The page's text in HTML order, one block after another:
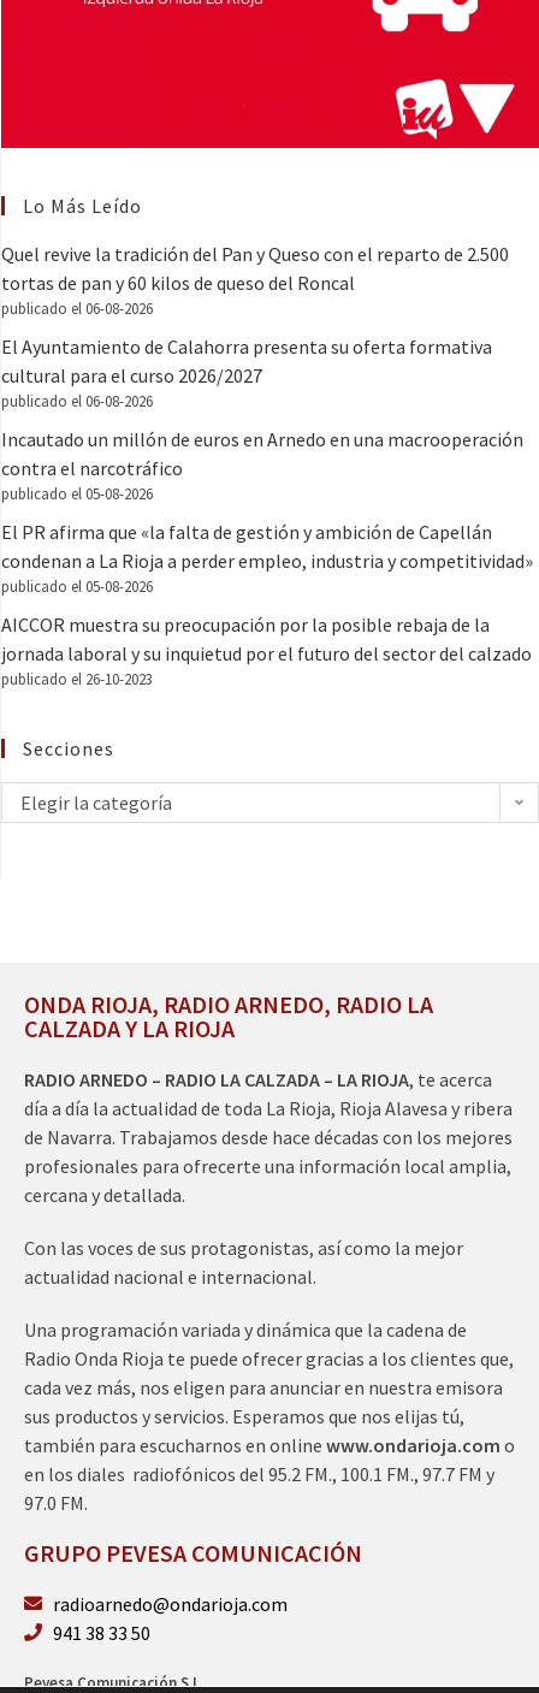
Lo Más Leído
Quel revive la tradición del Pan y Queso con el reparto de 2.500
tortas de pan y 60 kilos de queso del Roncal
publicado el 06-08-2026
El Ayuntamiento de Calahorra presenta su oferta formativa
cultural para el curso 2026/2027
publicado el 06-08-2026
Incautado un millón de euros en Arnedo en una macrooperación
contra el narcotráfico
publicado el 05-08-2026
El PR afirma que «la falta de gestión y ambición de Capellán
condenan a La Rioja a perder empleo, industria y competitividad»
publicado el 05-08-2026
AICCOR muestra su preocupación por la posible rebaja de la
jornada laboral y su inquietud por el futuro del sector del calzado
publicado el 26-10-2023
Secciones
Elegir la categoría
ONDA RIOJA, RADIO ARNEDO, RADIO LA
CALZADA Y LA RIOJA
RADIO ARNEDO – RADIO LA CALZADA – LA RIOJA, te acerca
día a día la actualidad de toda La Rioja, Rioja Alavesa y ribera
de Navarra. Trabajamos desde hace décadas con los mejores
profesionales para ofrecerte una información local amplia,
cercana y detallada.
Con las voces de sus protagonistas, así como la mejor
actualidad nacional e internacional.
Una programación variada y dinámica que la cadena de
Radio Onda Rioja te puede ofrecer gracias a los clientes que,
cada vez más, nos eligen para anunciar en nuestra emisora
sus productos y servicios. Esperamos que nos elijas tú,
también para escucharnos en online www.ondarioja.com o
en los diales radiofónicos del 95.2 FM., 100.1 FM., 97.7 FM y
97.0 FM.
GRUPO PEVESA COMUNICACIÓN
radioarnedo@ondarioja.com
941 38 33 50
Pevesa Comunicación S.L.